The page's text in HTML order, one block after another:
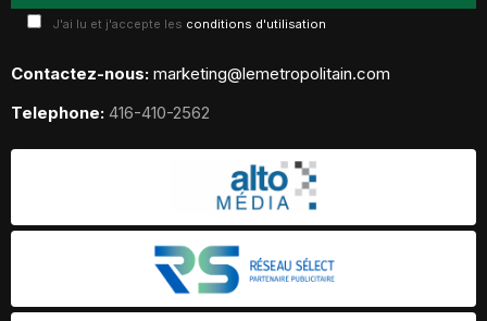
J'ai lu et j'accepte les conditions d'utilisation
Contactez-nous: marketing@lemetropolitain.com
Telephone: 416-410-2562